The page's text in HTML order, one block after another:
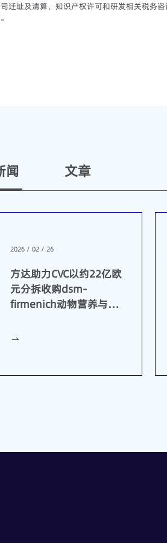
迁址及清算、知识产权许可和研发相关税务
闻 文章
2026 / 02 / 26
方达助力CVC以约22亿欧
元分拆收购dsm-
firmenich动物营养与健